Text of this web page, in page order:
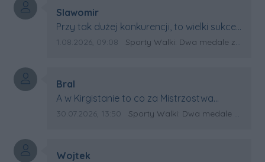
Autor komentarza:
Slawomir
Treść komentarza:
Przy tak dużej konkurencji, to wielki sukces
Artura. Gratulacje !
Data dodania komentarza:
1.08.2026, 09:08 Źródło komentarza:
Sporty Walki: Dwa medale za oceanem
Autor komentarza:
Bral
Treść komentarza:
A w Kirgistanie to co za Mistrzostwa
Swiata?
Data dodania komentarza:
30.07.2026, 13:50 Źródło komentarza:
Sporty Walki: Dwa medale za oceanem
Autor komentarza:
Wojtek